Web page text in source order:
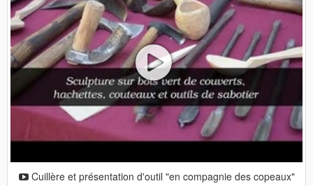
Cuillère et présentation d'outil "en compagnie des copeaux"